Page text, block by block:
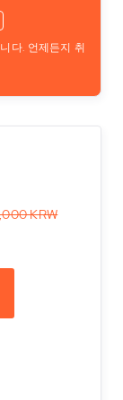
다. 언제든지 취
KRW